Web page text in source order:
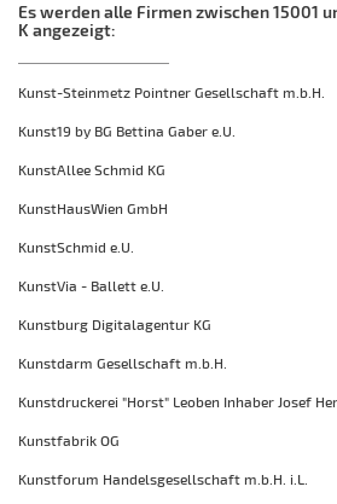
Es werden alle Firmen zwischen 15001
K angezeigt:
Kunst-Steinmetz Pointner Gesellschaft m.b.H.
Kunst19 by BG Bettina Gaber e.U.
KunstAllee Schmid KG
KunstHausWien GmbH
KunstSchmid e.U.
KunstVia - Ballett e.U.
Kunstburg Digitalagentur KG
Kunstdarm Gesellschaft m.b.H.
Kunstdruckerei "Horst" Leoben Inhaber Josef
Kunstfabrik OG
Kunstforum Handelsgesellschaft m.b.H. i.L.